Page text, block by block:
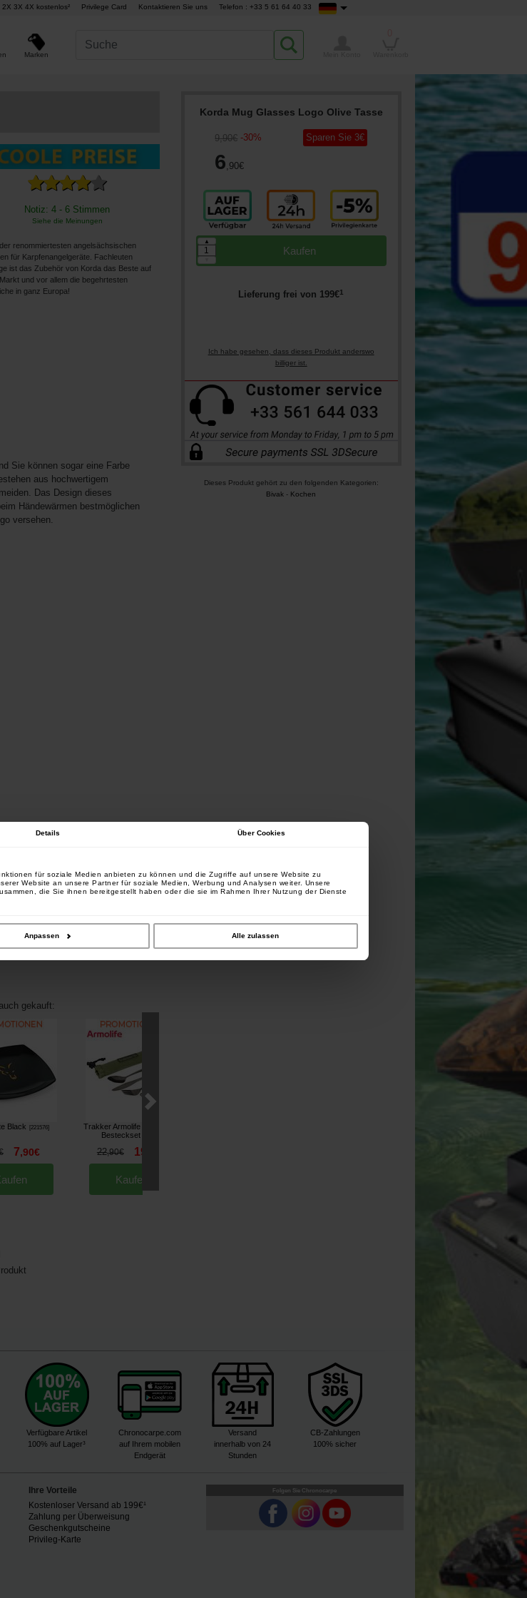
Details Über Cookies
für soziale Medien anbieten zu können und die Zugriffe auf unsere Website zu
Website an unsere Partner für soziale Medien, Werbung und Analysen weiter. Unsere
die Sie ihnen bereitgestellt haben oder die sie im Rahmen Ihrer Nutzung der Dienste
Anpassen Alle zulassen
2X 3X 4X kostenlos² Privilege Card Kontaktieren Sie uns Telefon : +33 5 61 64 40 33
Marken
Notiz: 4 - 6 Stimmen
Siehe die Meinungen
renommiertesten angelsächsischen
für Karpfenangelgeräte. Fachleuten
ist das Zubehör von Korda das Beste auf
und vor allem die begehrtesten
in ganz Europa!
Korda Mug Glasses Logo Olive Tasse
9,90€ -30%
6,90€
Sparen Sie 3€
Kaufen
▲
Lieferung frei von 199€1
Ich habe gesehen, dass dieses Produkt anderswo
billiger ist.
Dieses Produkt gehört zu den folgenden Kategorien:
Bivak - Kochen
Sie können sogar eine Farbe
aus hochwertigem
Das Design dieses
Händewärmen bestmöglichen
versehen.
gekauft:
Black 221576]
7,90€
Trakker Armolife Cutlery Set
Besteckset
22,90€ 19
Kaufen
47,81
Verfügbare Artikel
100% auf Lager³
Chronocarpe.com
auf Ihrem mobilen
Endgerät
Versand
innerhalb von 24
Stunden
CB-Zahlungen
100% sicher
Ihre Vorteile
Kostenloser Versand ab 199€¹
Zahlung per Überweisung
Geschenkgutscheine
Privileg-Karte
Folgen Sie Chronocarpe